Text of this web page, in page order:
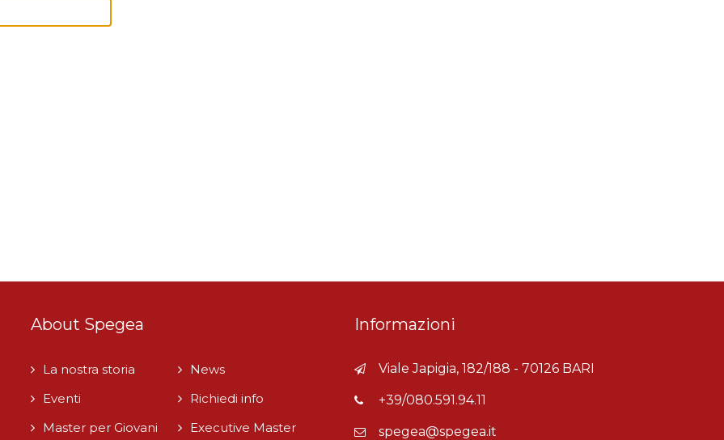
About Spegea
La nostra storia
News
Eventi
Richiedi info
Master per Giovani
Executive Master
Informazioni
Viale Japigia, 182/188 - 70126 BARI
+39/080.591.94.11
spegea@spegea.it